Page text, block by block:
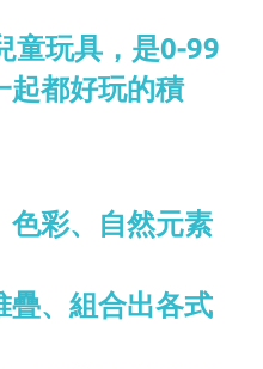
童玩具，是0-99
起都好玩的積
色彩、自然元素
疊、組合出各式